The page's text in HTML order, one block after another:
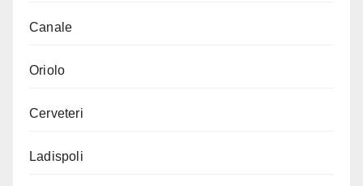
Canale
Oriolo
Cerveteri
Ladispoli